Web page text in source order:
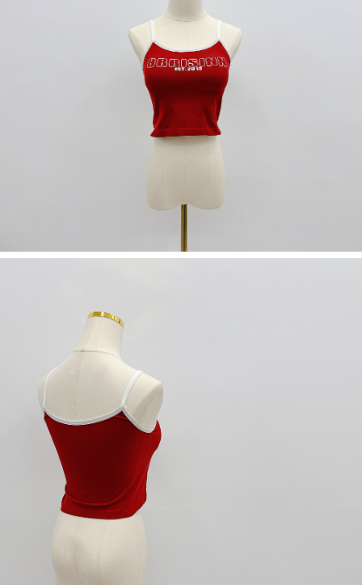
恩沛科技股份有限公司將有權停止該用戶之使用額度並採取法律行動。